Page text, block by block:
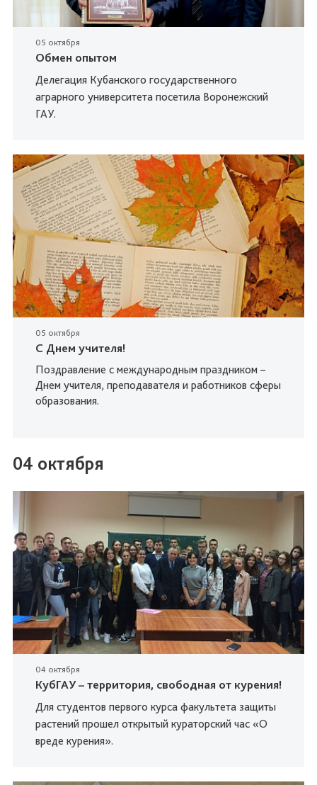
05 октября
Обмен опытом
Делегация Кубанского государственного
аграрного университета посетила Воронежский
ГАУ.
05 октября
С Днем учителя!
Поздравление с международным праздником –
Днем учителя, преподавателя и работников сферы
образования.
04 октября
04 октября
КубГАУ – территория, свободная от курения!
Для студентов первого курса факультета защиты
растений прошел открытый кураторский час «О
вреде курения».